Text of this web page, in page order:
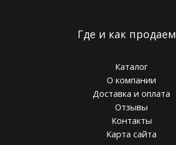
Где и как продаем
Каталог
О компании
Доставка и оплата
Отзывы
Контакты
Карта сайта